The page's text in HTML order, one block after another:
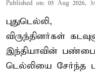
Published on: 05 Aug 2026,
புதுடெல்லி,
விருந்தினர்கள்
இந்தியாவின்
டெல்லியை சேர்ந்த